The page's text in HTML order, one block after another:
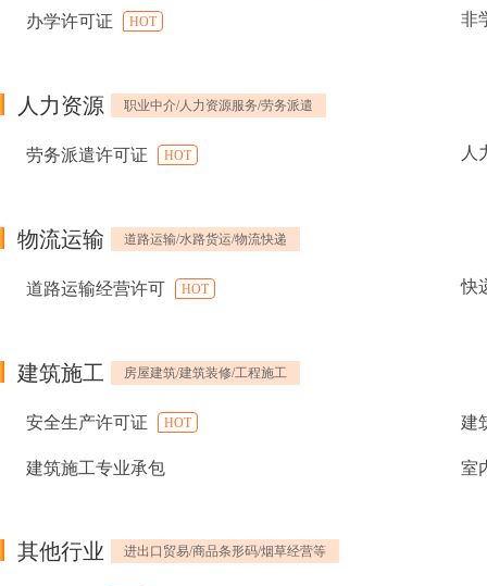
办学许可证 HOT 非
人力资源 职业中介/人力资源服务/劳务派遣
劳务派遣许可证 HOT 人
物流运输 道路运输/水路货运/物流快递
道路运输经营许可 HOT 快
建筑施工 房屋建筑/建筑装修/工程施工
安全生产许可证 HOT 建
建筑施工专业承包 室
其他行业 进出口贸易/商品条形码/烟草经营等